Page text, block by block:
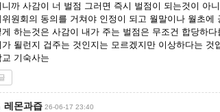
니까 사감이 너 벌점 그러면 즉시 벌점이 되는것이 아
위원회의 동의를 거쳐야 인정이 되고 월말이나 월초에
게 하는것은 사감이 내가 주는 벌점은 무조건 합당하
가 될런지 겁주는 것인지는 모르겠지만 이상하다는 것
교 기숙사는
레몬과즙 26-06-17 23:40